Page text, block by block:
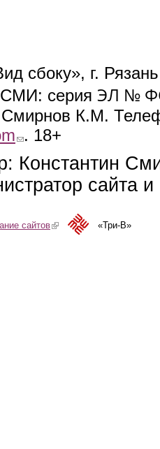
сбоку», г.
СМИ: серия ЭЛ №
Смирнов К.М.
(link sends e-mail)
. 18+
Константин
сайта
сайтов(link is external)«Три-В»